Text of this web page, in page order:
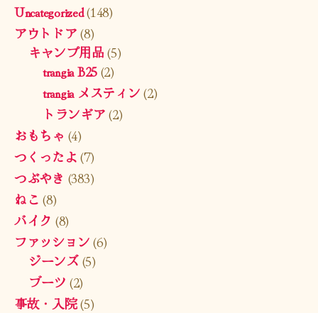
Uncategorized(148)
アウトドア(8)
キャンプ用品(5)
trangia B25(2)
trangia メスティン(2)
トランギア(2)
おもちゃ (4)
つくったよ(7)
つぶやき (383)
ねこ (8)
バイク (8)
ファッション(6)
ジーンズ(5)
ブーツ (2)
事故・入院(5)